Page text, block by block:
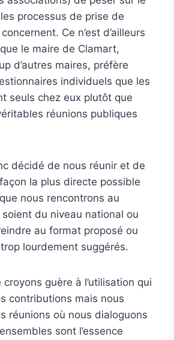
processus de prise de
Ce n’est d’ailleurs
le maire de Clamart,
d’autres maires, préfère
individuels que les
seuls chez eux plutôt que
réunions publiques
décidé de nous réunir et de
la plus directe possible
nous rencontrons au
soient du niveau national ou
au format proposé ou
lourdement suggérés.
guère à l’utilisation qui
contributions mais nous
réunions où nous dialoguons
sont l’essence